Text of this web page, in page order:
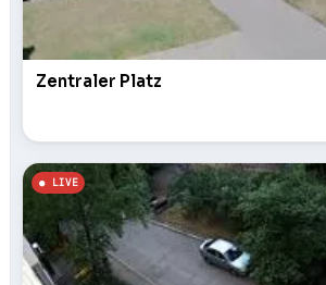
Zentraler Platz